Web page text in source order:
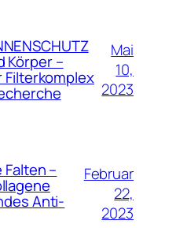
Körper –
Filterkomplex
Mai
10,
2023
–
Anti-
Februar
22,
2023